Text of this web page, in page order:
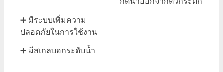
➕ มีระบบเพิ่มความ
ปลอดภัยในการใช้งาน
➕ มีสเกลบอกระดับน้ำ